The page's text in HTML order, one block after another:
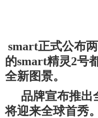
smart正式公布
的smart精灵2号
全新图景。
品牌宣布推出
将迎来全球首秀。